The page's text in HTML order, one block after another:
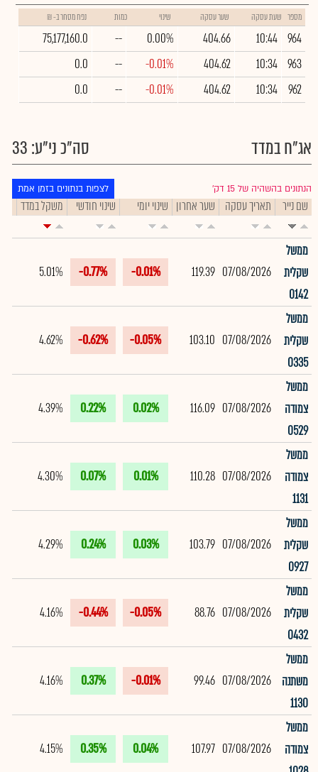
מספר שעת עסקה שער עסקה שינוי כמות נפח מסחר ב- ₪
964
10:44
404.66
0.00%
--
75,177,160.0
963
10:34
404.62
-0.01%
--
0.0
962
10:34
404.62
-0.01%
--
0.0
אג"ח במדד סה"כ ני"ע: 33
הנתונים בהשהיה של 15 דק׳ לצפות בנתונים בזמן אמת
שם נייר תאריך עסקה שער אחרון שינוי יומי שינוי חודשי משקל במדד
ממשל
שקלית
0142
07/08/2026
119.39
-0.01%
-0.77%
5.01%
ממשל
שקלית
0335
07/08/2026
103.10
-0.05%
-0.62%
4.62%
ממשל
צמודה
0529
07/08/2026
116.09
0.02%
0.22%
4.39%
ממשל
צמודה
1131
07/08/2026
110.28
0.01%
0.07%
4.30%
ממשל
שקלית
0927
07/08/2026
103.79
0.03%
0.24%
4.29%
ממשל
שקלית
0432
07/08/2026
88.76
-0.05%
-0.44%
4.16%
ממשל
משתנה
1130
07/08/2026
99.46
-0.01%
0.37%
4.16%
ממשל
צמודה
07/08/2026
107.97
0.04%
0.35%
4.15%